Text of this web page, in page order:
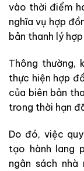
vào thời điểm
nghĩa vụ hợp
bản thanh lý
Thông thường,
thực hiện hợp
của biên bản
trong thời hạn
Do đó, việc
tạo hành lang
ngân sách